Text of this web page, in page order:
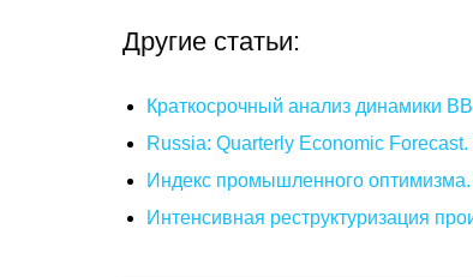
Другие статьи:
Краткосрочный анализ динамики
Russia: Quarterly Economic
Индекс промышленного
Интенсивная реструктуризация